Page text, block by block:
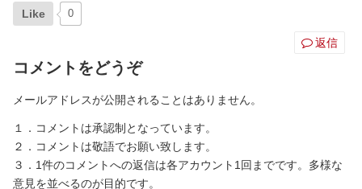
Like 0
返信
コメントをどうぞ
メールアドレスが公開されることはありません。
１．コメントは承認制となっています。
２．コメントは敬語でお願い致します。
３．1件のコメントへの返信は各アカウント1回までです。多様な
意見を並べるのが目的です。